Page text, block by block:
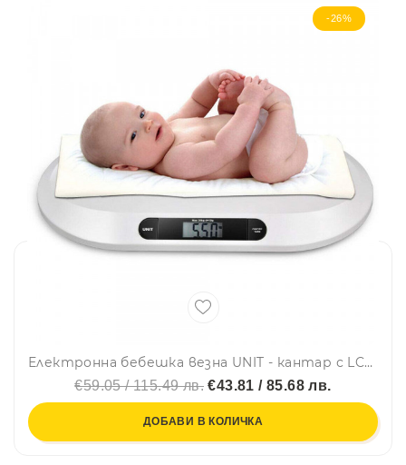
-26%
Електронна бебешка везна UNIT - кантар с LCD дисплей, до 20 кг
€59.05 / 115.49 лв. €43.81 / 85.68 лв.
ДОБАВИ В КОЛИЧКА